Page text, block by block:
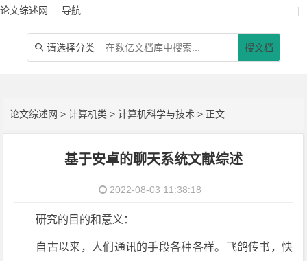
论文综述网 导航 |
 请选择分类 搜文档
论文综述网 >计算机类 >计算机科学与技术 > 正文
基于安卓的聊天系统文献综述
2022-08-03 11:38:18
研究的目的和意义：
自古以来，人们通讯的手段各种各样。飞鸽传书，快